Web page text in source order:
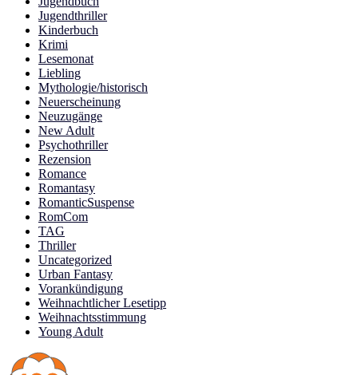
Jugendthriller
Kinderbuch
Krimi
Lesemonat
Liebling
Mythologie/historisch
Neuerscheinung
Neuzugänge
New Adult
Psychothriller
Rezension
Romance
Romantasy
RomanticSuspense
RomCom
TAG
Thriller
Uncategorized
Urban Fantasy
Vorankündigung
Weihnachtlicher Lesetipp
Weihnachtsstimmung
Young Adult